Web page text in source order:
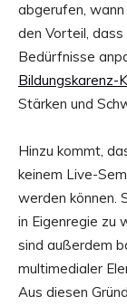
abgerufen,
den Vorteil,
Bedürfnisse
Bildungskarenz-
Stärken und
Hinzu kommt,
keinem Live-
werden können.
in Eigenregie zu
sind außerdem
multimedialer
Aus diesen